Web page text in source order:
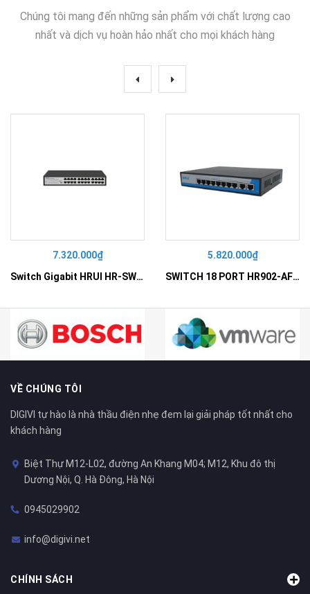
Chúng tôi mang đến những sản phẩm với chất lượng cao
nhất và dịch vụ hoàn hảo nhất cho mọi khách hàng
7.320.000₫
Switch Gigabit HRUI HR-SWG10240D
5.820.000₫
SWITCH 18 PORT HR902-AF162G-300 – Switch PoE 16 Cổng
VỀ CHÚNG TÔI
DIGIVI tự hào là nhà thầu điện nhẹ đem lại giải pháp tốt nhất cho
khách hàng
Biệt Thự M12-L02, đường An Khang M04; M12, Khu đô thị
Dương Nội, Q. Hà Đông, Hà Nội
0945029902
info@digivi.net
CHÍNH SÁCH